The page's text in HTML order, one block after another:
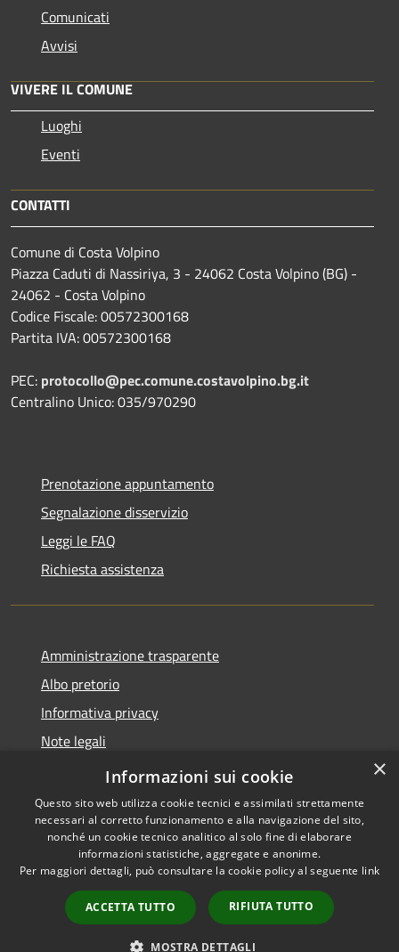
Comunicati
Avvisi
VIVERE IL COMUNE
Luoghi
Eventi
CONTATTI
Comune di Costa Volpino
Piazza Caduti di Nassiriya, 3 - 24062 Costa Volpino (BG) -
24062 - Costa Volpino
Codice Fiscale: 00572300168
Partita IVA: 00572300168
PEC: protocollo@pec.comune.costavolpino.bg.it
Centralino Unico: 035/970290
Prenotazione appuntamento
Segnalazione disservizio
Leggi le FAQ
Richiesta assistenza
Amministrazione trasparente
Albo pretorio
Informativa privacy
Note legali
Dichiarazione di accessibilità
Accessibilità
Copyright © 2026 • Comune di
Costa Volpino • Powered by
Municipium•
Accesso
redazione
×
Informazioni sui cookie
Questo sito web utilizza cookie tecnici e assimilati strettamente
necessari al corretto funzionamento e alla navigazione del sito,
nonché un cookie tecnico analitico al solo fine di elaborare
informazioni statistiche, aggregate e anonime.
Per maggiori dettagli, può consultare la cookie policy al seguente link
ACCETTA TUTTO RIFIUTA TUTTO
MOSTRA DETTAGLI